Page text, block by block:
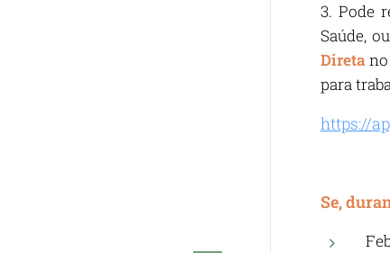
3. Pode
Saúde,
Diretano
para
https://
Se,